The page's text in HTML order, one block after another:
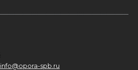
info@opora-spb.ru